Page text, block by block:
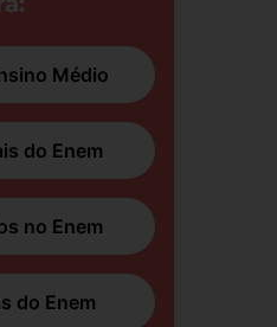
Médio
do Enem
no Enem
do Enem